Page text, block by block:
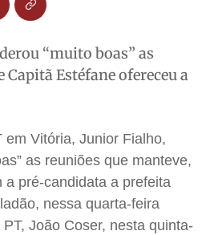
“muito boas” as
Capitã Estéfane ofereceu a
em Vitória, Junior Fialho,
as reuniões que manteve,
a pré-candidata a prefeita
nessa quarta-feira
João Coser, nesta quinta-